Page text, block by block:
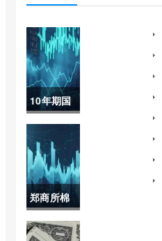
10年期国
债期货合
约交易代
码(我国10
期国债期
货合约代
郑商所棉
花期货实